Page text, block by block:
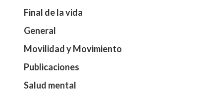
Final de la vida
General
Movilidad y Movimiento
Publicaciones
Salud mental